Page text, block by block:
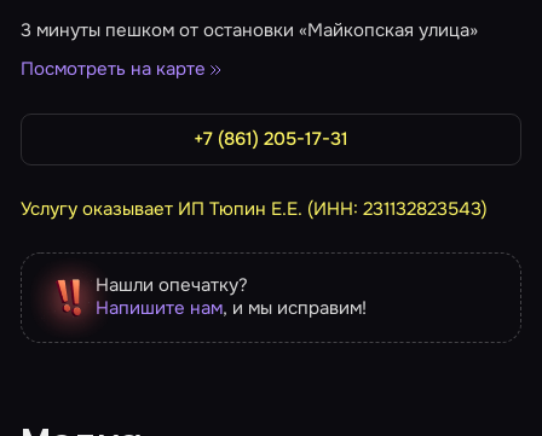
3 минуты пешком от остановки «Майкопская улица»
Посмотреть на карте
+7 (861) 205-17-31
Услугу оказывает ИП Тюпин Е.Е. (ИНН: 231132823543)
Нашли опечатку?
Напишите нам, и мы исправим!